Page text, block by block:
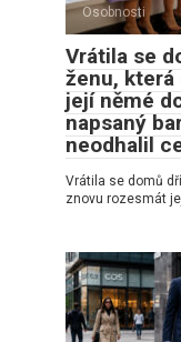
Osobnosti
Vrátila se
ženu,
její němé
napsaný
neodhalil
Vrátila se domů
znovu rozesmát